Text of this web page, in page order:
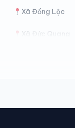
Xã Đồng Lộc
Xã Đức Quang